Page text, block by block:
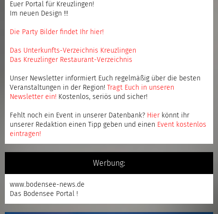
Euer Portal für Kreuzlingen!
Im neuen Design !!!
Die Party Bilder findet Ihr hier!
Das Unterkunfts-Verzeichnis Kreuzlingen
Das Kreuzlinger Restaurant-Verzeichnis
Unser Newsletter informiert Euch regelmäßig über die besten
Veranstaltungen in der Region!
Tragt Euch in unseren
Newsletter ein! Kostenlos, seriös und sicher!
Fehlt noch ein Event in unserer Datenbank? Hier könnt ihr
unserer Redaktion einen Tipp geben und einen Event kostenlos
eintragen!
Werbung:
www.bodensee-news.de
Das Bodensee Portal !